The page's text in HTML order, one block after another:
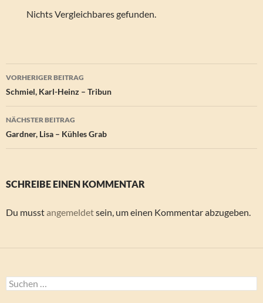
Nichts Vergleichbares gefunden.
Beitragsnavigation
VORHERIGER BEITRAG
Schmiel, Karl-Heinz – Tribun
NÄCHSTER BEITRAG
Gardner, Lisa – Kühles Grab
SCHREIBE EINEN KOMMENTAR
Du musstangemeldetsein, um einen Kommentar abzugeben.
Suchen
nach: